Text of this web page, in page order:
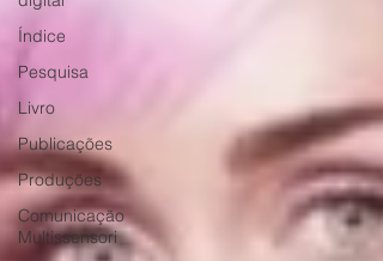
Índice
Pesquisa
Livro
Publicações
Produções
Comunicação
Multissensori